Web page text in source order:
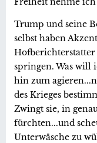
Trump und seine
selbst haben
Hofberichterstatter
springen. Was will
hin zum
des Krieges
Zwingt sie, in
fürchten...und
Unterwäsche zu